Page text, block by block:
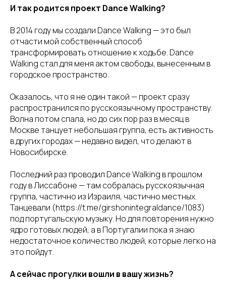
И так родится проект Dance Walking?
В 2014 году мы создали Dance Walking — это был
отчасти мой собственный способ
трансформировать отношение к ходьбе. Dance
Walking стал для меня актом свободы, вынесенным в
городское пространство.
Оказалось, что я не один такой — проект сразу
распространился по русскоязычному пространству.
Волна потом спала, но до сих пор раз в месяц в
Москве танцует небольшая группа, есть активность
в других городах — недавно видел, что делают в
Новосибирске.
Последний раз проводил Dance Walking в прошлом
году в Лиссабоне — там собралась русскоязычная
группа, частично из Израиля, частично местных.
Танцевали (https://t.me/girshonintegraldance/1083)
под португальскую музыку. Но для повторения нужно
ядро готовых людей, а в Португалии пока я знаю
недостаточное количество людей, которые легко на
это пойдут.
А сейчас прогулки вошли в вашу жизнь?